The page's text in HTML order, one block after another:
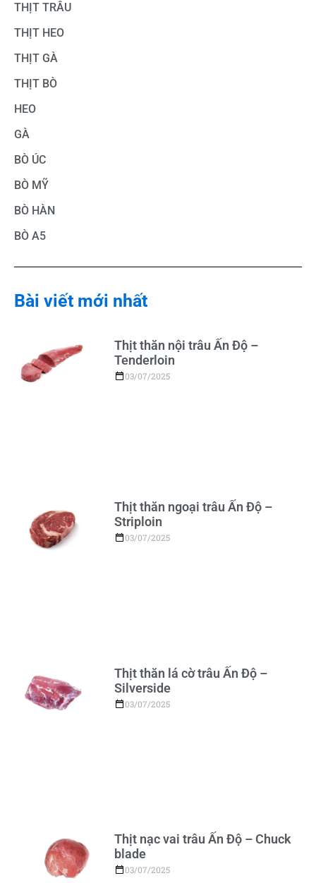
THỊT TRÂU
THỊT HEO
THỊT GÀ
THỊT BÒ
HEO
GÀ
BÒ ÚC
BÒ MỸ
BÒ HÀN
BÒ A5
Bài viết mới nhất
Thịt thăn nội trâu Ấn Độ –
Tenderloin
03/07/2025
Thịt thăn ngoại trâu Ấn Độ –
Striploin
03/07/2025
Thịt thăn lá cờ trâu Ấn Độ –
Silverside
03/07/2025
Thịt nạc vai trâu Ấn Độ – Chuck
blade
03/07/2025